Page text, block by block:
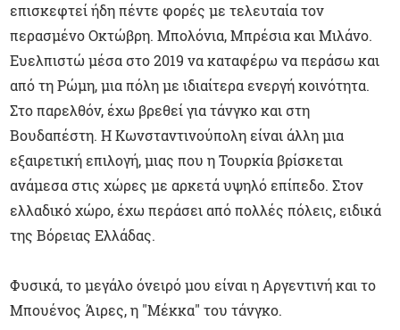
επισκεφτεί ήδη πέντε φορές με τελευταία τον
περασμένο Οκτώβρη. Μπολόνια, Μπρέσια και Μιλάνο.
Ευελπιστώ μέσα στο 2019 να καταφέρω να περάσω και
από τη Ρώμη, μια πόλη με ιδιαίτερα ενεργή κοινότητα.
Στο παρελθόν, έχω βρεθεί για τάνγκο και στη
Βουδαπέστη. Η Κωνσταντινούπολη είναι άλλη μια
εξαιρετική επιλογή, μιας που η Τουρκία βρίσκεται
ανάμεσα στις χώρες με αρκετά υψηλό επίπεδο. Στον
ελλαδικό χώρο, έχω περάσει από πολλές πόλεις, ειδικά
της Βόρειας Ελλάδας.
Φυσικά, το μεγάλο όνειρό μου είναι η Αργεντινή και το
Μπουένος Άιρες, η "Μέκκα" του τάνγκο.